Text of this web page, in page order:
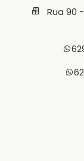
Rua 90 -